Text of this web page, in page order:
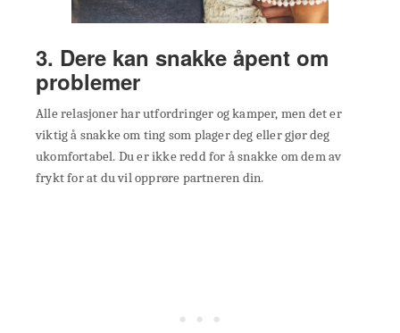
3. Dere kan snakke åpent om
problemer
Alle relasjoner har utfordringer og kamper, men det er
viktig å snakke om ting som plager deg eller gjør deg
ukomfortabel. Du er ikke redd for å snakke om dem av
frykt for at du vil opprøre partneren din.